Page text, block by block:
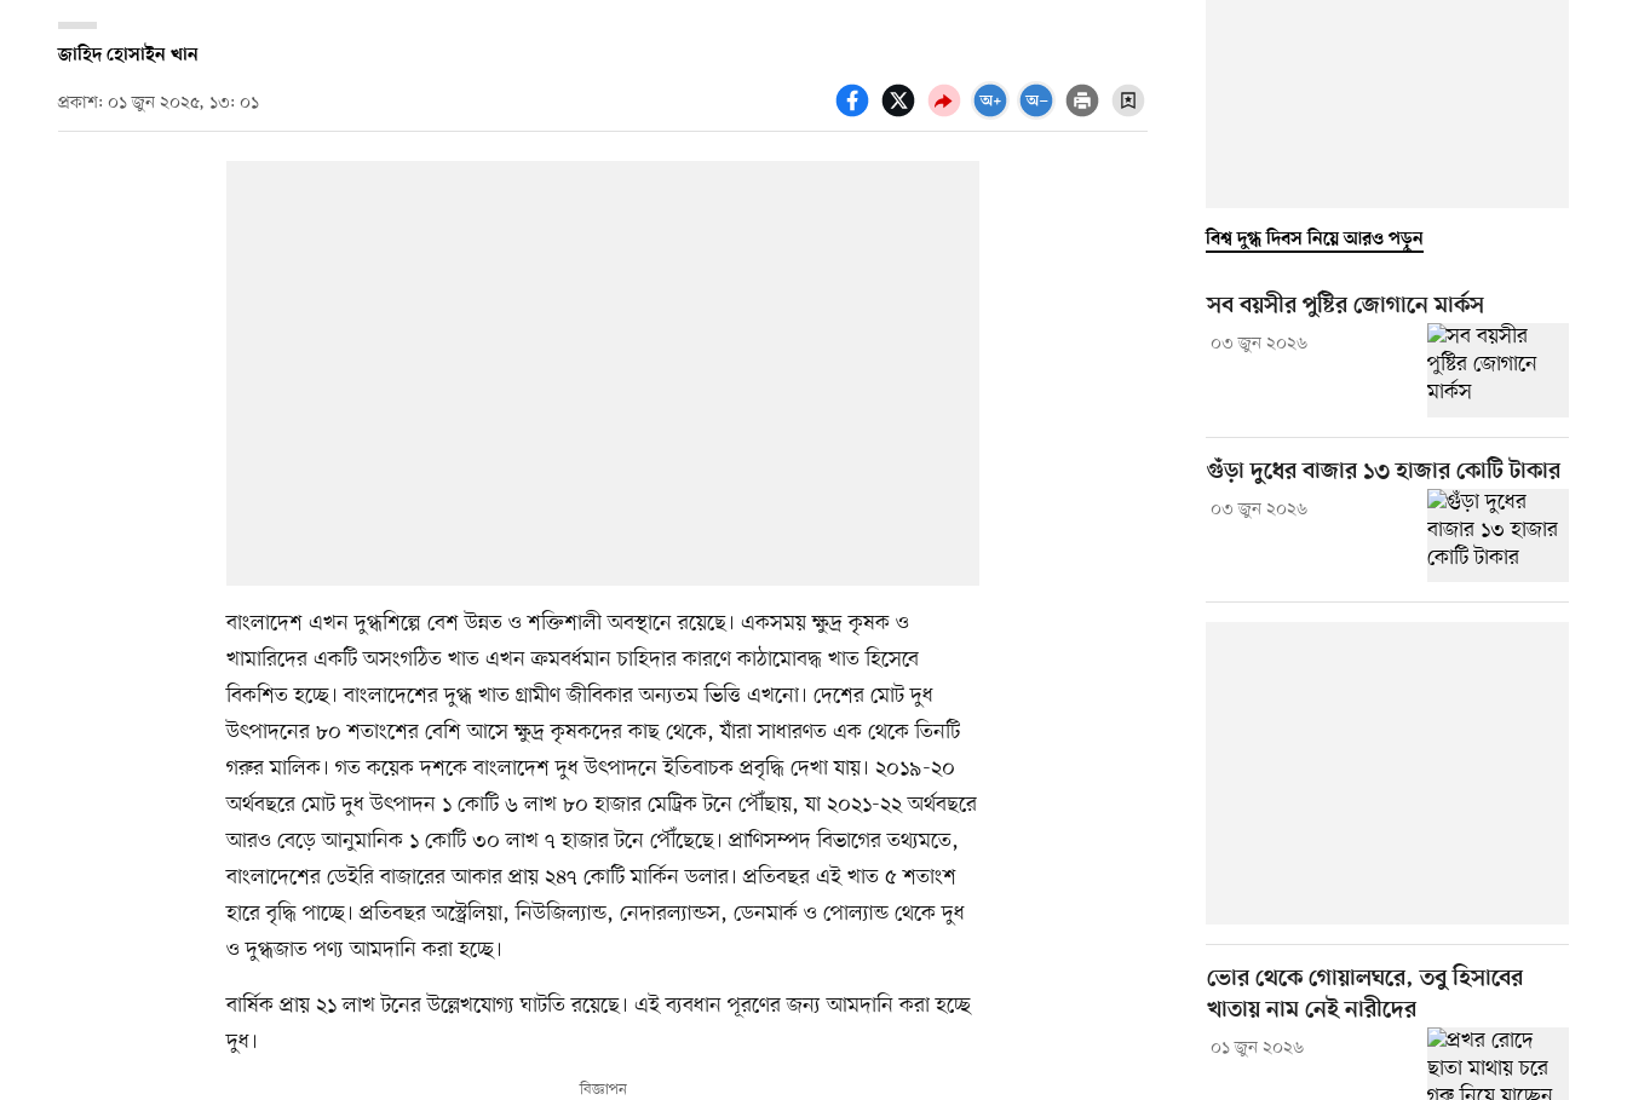
জাহিদ হোসাইন খান
প্রকাশ: ০১ জুন ২০২৫, ১৩: ০১
বাংলাদেশ এখন দুগ্ধশিল্পে বেশ উন্নত ও শক্তিশালী অবস্থানে রয়েছে। একসময় ক্ষুদ্র কৃষক ও
খামারিদের একটি অসংগঠিত খাত এখন ক্রমবর্ধমান চাহিদার কারণে কাঠামোবদ্ধ খাত হিসেবে
বিকশিত হচ্ছে। বাংলাদেশের দুগ্ধ খাত গ্রামীণ জীবিকার অন্যতম ভিত্তি এখনো। দেশের মোট দুধ
উৎপাদনের ৮০ শতাংশের বেশি আসে ক্ষুদ্র কৃষকদের কাছ থেকে, যাঁরা সাধারণত এক থেকে তিনটি
গরুর মালিক। গত কয়েক দশকে বাংলাদেশ দুধ উৎপাদনে ইতিবাচক প্রবৃদ্ধি দেখা যায়। ২০১৯-২০
অর্থবছরে মোট দুধ উৎপাদন ১ কোটি ৬ লাখ ৮০ হাজার মেট্রিক টনে পৌঁছায়, যা ২০২১-২২ অর্থবছরে
আরও বেড়ে আনুমানিক ১ কোটি ৩০ লাখ ৭ হাজার টনে পৌঁছেছে। প্রাণিসম্পদ বিভাগের তথ্যমতে,
বাংলাদেশের ডেইরি বাজারের আকার প্রায় ২৪৭ কোটি মার্কিন ডলার। প্রতিবছর এই খাত ৫ শতাংশ
হারে বৃদ্ধি পাচ্ছে। প্রতিবছর অস্ট্রেলিয়া, নিউজিল্যান্ড, নেদারল্যান্ডস, ডেনমার্ক ও পোল্যান্ড থেকে দুধ
ও দুগ্ধজাত পণ্য আমদানি করা হচ্ছে।
বার্ষিক প্রায় ২১ লাখ টনের উল্লেখযোগ্য ঘাটতি রয়েছে। এই ব্যবধান পূরণের জন্য আমদানি করা হচ্ছে
দুধ।
বিশ্ব দুগ্ধ দিবস নিয়ে আরও পড়ুন
সব বয়সীর পুষ্টির জোগানে মার্কস
০৩ জুন ২০২৬
গুঁড়া দুধের বাজার ১৩ হাজার কোটি টাকার
০৩ জুন ২০২৬
ভোর থেকে গোয়ালঘরে, তবু হিসাবের
খাতায় নাম নেই নারীদের
০১ জুন ২০২৬